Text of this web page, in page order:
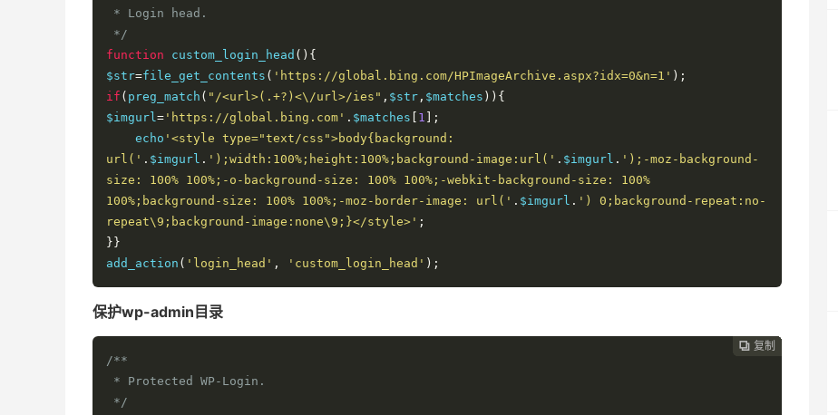
*/
function custom_login_head (){
$str=file_get_contents ( 'https://global.bing.com/HPImageArchive.aspx?idx=0&n=1' );
if ( preg_match ( "/<url>(.+?)<\/url>/ies" , $str , $matches )){
$imgurl= 'https://global.bing.com' . $matches 1 ];
    echo
'<style type="text/css">body{background:
url(' . $imgurl . ');width:100%;height:100%;background-image:url(' . $imgurl . ');-moz-background-
size: 100% 100%;-o-background-size: 100% 100%;-webkit-background-size: 100%
100%;background-size: 100% 100%;-moz-border-image: url(' . $imgurl . ') 0;background-repeat:no-
repeat\9;background-image:none\9;}</style>' ;
}}
add_action ( 'login_head' , 'custom_login_head' );
保护wp-admin目录
 复制
 复制
 复制
 复制
 复制
 复制
/**
*/